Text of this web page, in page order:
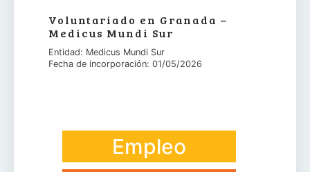
Voluntariado en Granada –
Medicus Mundi Sur
Entidad: Medicus Mundi Sur
Fecha de incorporación: 01/05/2026
Empleo